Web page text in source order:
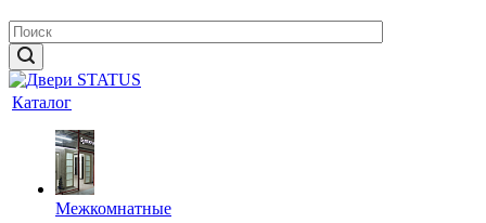
Каталог
Межкомнатные